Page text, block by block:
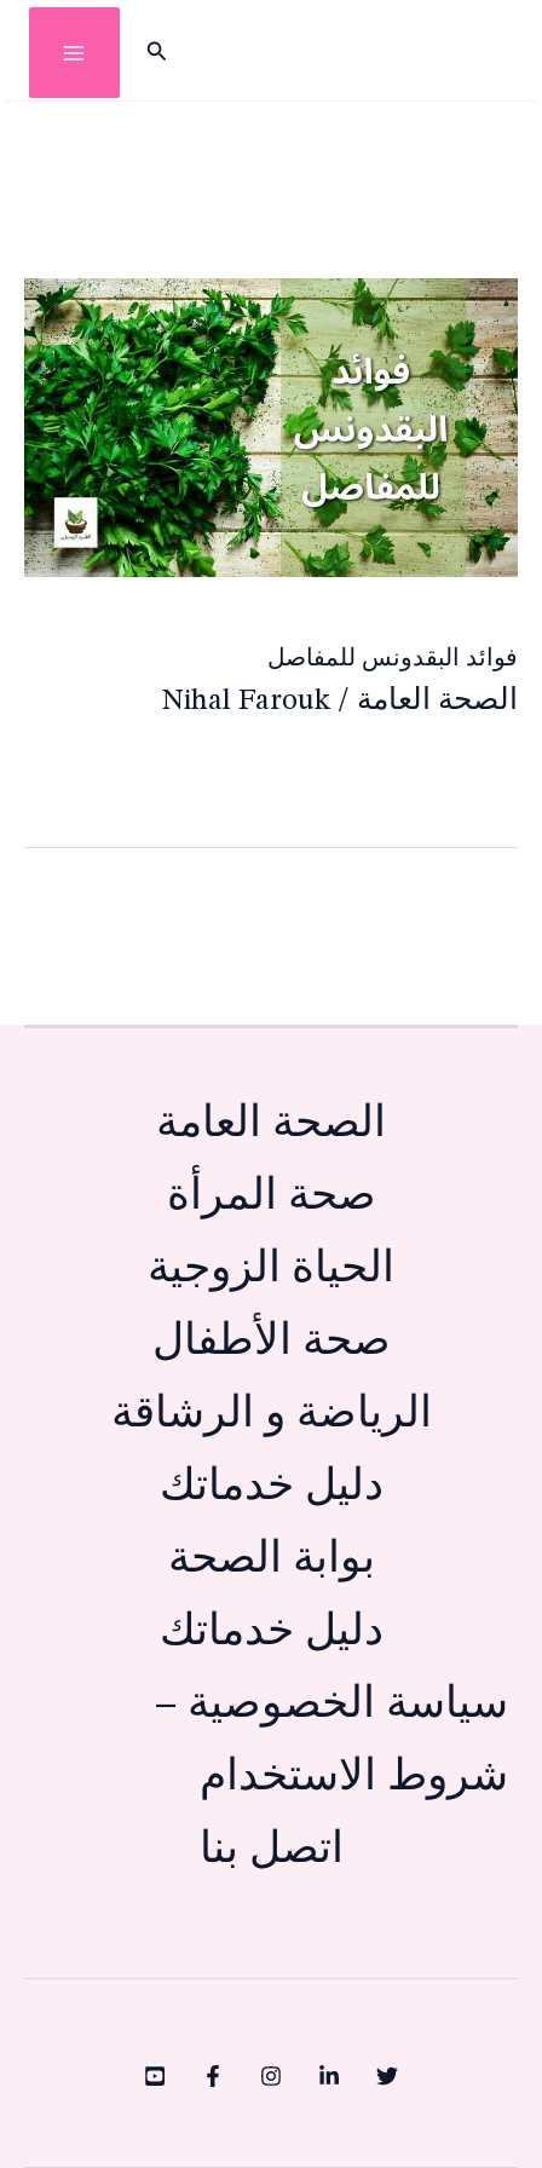
البحث
فوائد البقدونس للمفاصل
الصحة العامة /
Nihal Farouk
الصحة العامة
صحة المرأة
الحياة الزوجية
صحة الأطفال
الرياضة و الرشاقة
دليل خدماتك
بوابة الصحة
دليل خدماتك
سياسة الخصوصية –
شروط الاستخدام
اتصل بنا